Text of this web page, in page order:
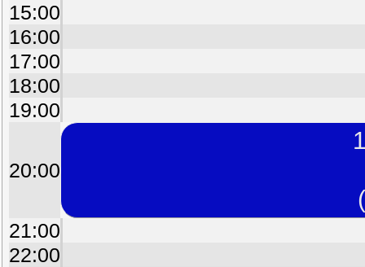
15:00
16:00
17:00
18:00
19:00
20:00
21:00
22:00